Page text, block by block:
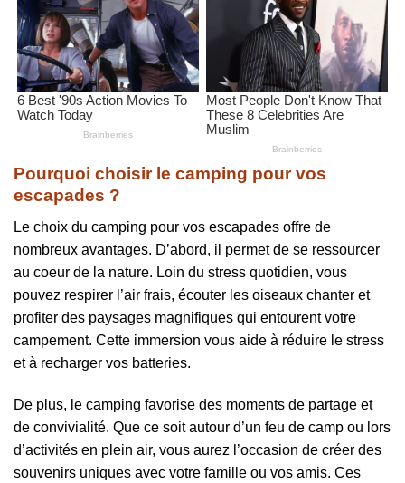
Pourquoi choisir le camping pour vos
escapades ?
Le choix du camping pour vos escapades offre de
nombreux avantages. D’abord, il permet de se ressourcer
au coeur de la nature. Loin du stress quotidien, vous
pouvez respirer l’air frais, écouter les oiseaux chanter et
profiter des paysages magnifiques qui entourent votre
campement. Cette immersion vous aide à réduire le stress
et à recharger vos batteries.
De plus, le camping favorise des moments de partage et
de convivialité. Que ce soit autour d’un feu de camp ou lors
d’activités en plein air, vous aurez l’occasion de créer des
souvenirs uniques avec votre famille ou vos amis. Ces